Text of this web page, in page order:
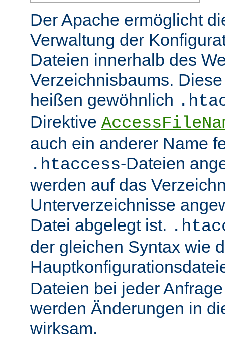
Der Apache ermöglicht
Verwaltung der
Dateien innerhalb des
Verzeichnisbaums.
heißen gewöhnlich
Direktive
auch ein anderer Name
.htaccess-Dateien
werden auf das
Unterverzeichnisse
Datei abgelegt ist.
der gleichen Syntax wie
Dateien bei jeder
werden Änderungen in
wirksam.